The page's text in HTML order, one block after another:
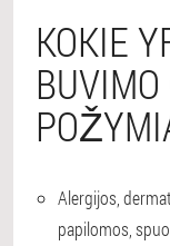
KOKIE
Alergijos,
papilomos,